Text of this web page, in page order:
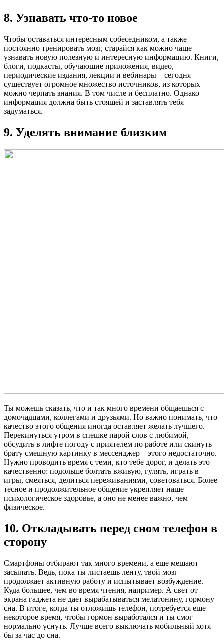
8. Узнавать что-то новое
Чтобы оставаться интересным собеседником, а также
постоянно тренировать мозг, старайся как можно чаще
узнавать новую полезную и интересную информацию. Книги,
блоги, подкасты, обучающие приложения, видео,
периодические издания, лекции и вебинары – сегодня
существует огромное множество источников, из которых
можно черпать знания. В том числе и бесплатно. Однако
информация должна быть стоящей и заставлять тебя
задуматься.
9. Уделять внимание близким
Ты можешь сказать, что и так много времени общаешься с
домочадцами, коллегами и друзьями. Но важно понимать, что
качество этого общения иногда оставляет желать лучшего.
Перекинуться утром в спешке парой слов с любимой,
обсудить в лифте погоду с приятелем по работе или скинуть
брату смешную картинку в мессенджер – этого недостаточно.
Нужно проводить время с теми, кто тебе дорог, и делать это
качественно: подольше болтать вживую, гулять, играть в
игры, смеяться, делиться переживаниями, советоваться. Более
тесное и продолжительное общение укрепляет наше
психологическое здоровье, а оно не менее важно, чем
физическое.
10. Откладывать перед сном телефон в
сторону
Смартфоны отбирают так много времени, а еще мешают
засыпать. Ведь, пока ты листаешь ленту, твой мозг
продолжает активную работу и испытывает возбуждение.
Куда большее, чем во время чтения, например. А свет от
экрана гаджета не дает вырабатываться мелатонину, гормону
сна. В итоге, когда ты отложишь телефон, потребуется еще
некоторое время, чтобы гормон выработался и ты смог
нормально уснуть. Лучше всего выключать мобильный хотя
бы за час до сна.